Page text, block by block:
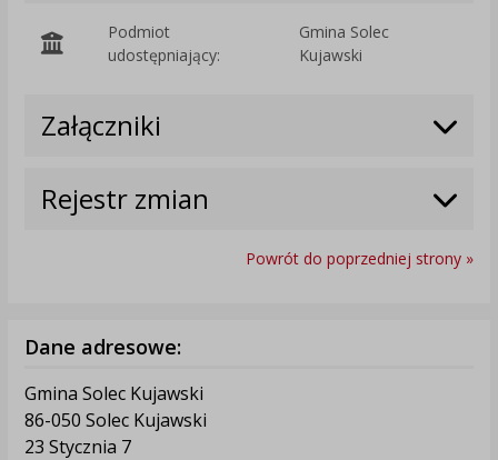
Podmiot
udostępniający:
Gmina Solec
Kujawski
Załączniki
Rejestr zmian
Powrót do poprzedniej strony »
Dane adresowe:
Gmina Solec Kujawski
86-050 Solec Kujawski
23 Stycznia 7